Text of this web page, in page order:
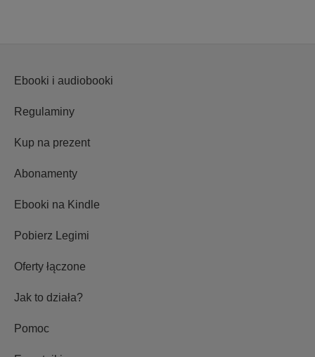
Ebooki i audiobooki
Regulaminy
Kup na prezent
Abonamenty
Ebooki na Kindle
Pobierz Legimi
Oferty łączone
Jak to działa?
Pomoc